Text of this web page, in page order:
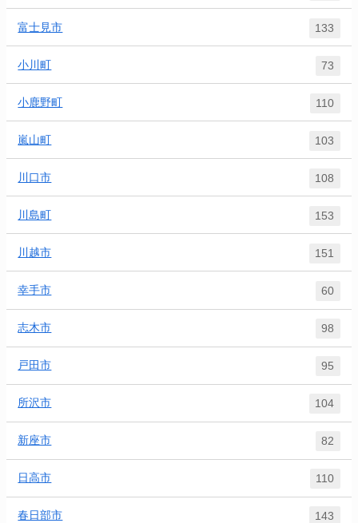
富士見市 133
小川町 73
小鹿野町 110
嵐山町 103
川口市 108
川島町 153
川越市 151
幸手市 60
志木市 98
戸田市 95
所沢市 104
新座市 82
日高市 110
春日部市 143